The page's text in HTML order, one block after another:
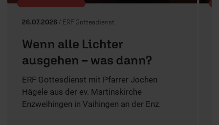
26.07.2026 / ERF Gottesdienst
Wenn alle Lichter
ausgehen – was dann?
ERF Gottesdienst mit Pfarrer Jochen
Hägele aus der ev. Martinskirche
Enzweihingen in Vaihingen an der Enz.